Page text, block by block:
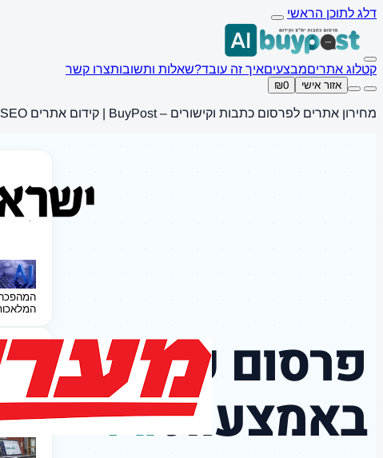
דלג לתוכן הראשי
קטלוג אתריםמבצעיםאיך זה עובד?שאלות ותשובותצרו קשר
אזור אישי ₪0
מחירון אתרים לפרסום כתבות וקישורים – BuyPost | קידום אתרים SEO
פרסום כתבות
באמצעותAI